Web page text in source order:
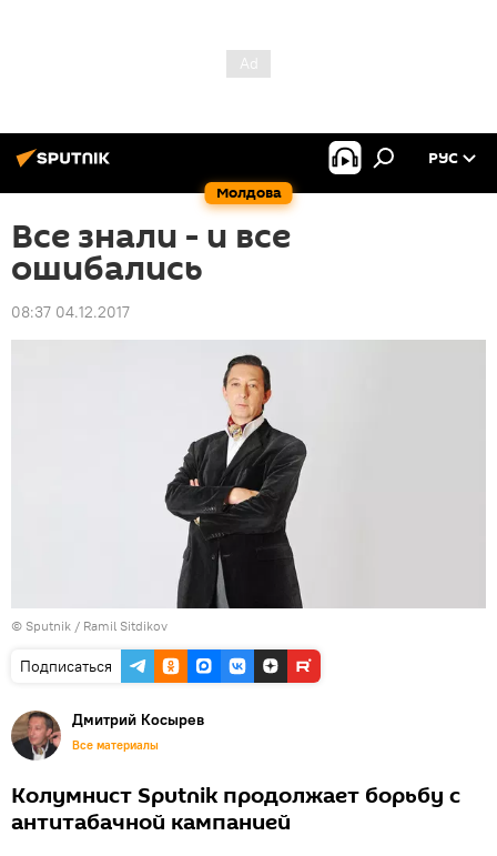
Молдова
РУС
Все знали - и все
ошибались
08:37 04.12.2017
© Sputnik / Ramil Sitdikov
Подписаться
Дмитрий Косырев
Все материалы
Колумнист Sputnik продолжает борьбу с
антитабачной кампанией